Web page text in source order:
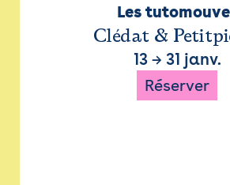
Les
Clédat &
13→ 31 janv.
Réserver